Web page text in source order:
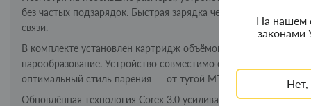
На нашем
законами
без частых подзарядок. Быстрая зарядка через USB Type-C
связи.
В комплекте установлен картридж объёмом 3 мл с
парообразование. Устройство совместимо со всей линейкой
оптимальный стиль парения — от тугой MTL до более
Обновлённая технология Corex 3.0 усиливает вкус до 40%,